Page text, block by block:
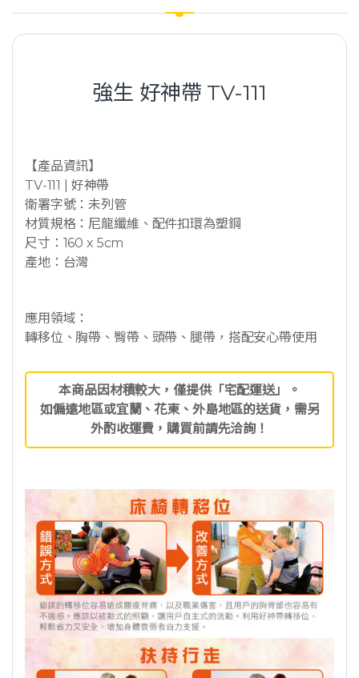
強生 好神帶 TV-111
【產品資訊】
TV-111 | 好神帶
衛署字號：未列管
材質規格：尼龍纖維、配件扣環為塑鋼
尺寸：160 x 5cm
產地：台灣
應用領域：
轉移位、胸帶、臀帶、頭帶、腿帶，搭配安心帶使用
本商品因材積較大，僅提供「宅配運送」。
如偏遠地區或宜蘭、花東、外島地區的送貨，需另
外酌收運費，購買前請先洽詢！